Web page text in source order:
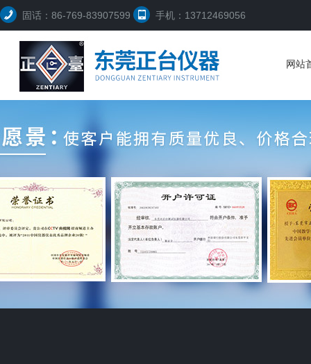
固话：86-769-83907599 手机：13712469056
网站